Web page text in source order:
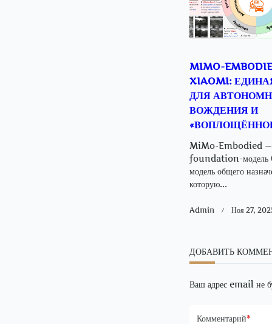
MIMO-
XIAOMI:
ДЛЯ
ВОЖДЕНИЯ И
MiMo-Embodied —
foundation-модель
модель общего
которую...
Admin Ноя 27,
ДОБАВИТЬ
Ваш адрес email не
Комментарий*